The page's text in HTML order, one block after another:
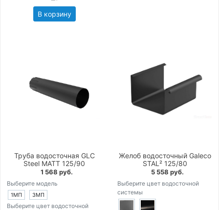
В корзину
Труба водосточная GLC
Steel MATT 125/90
1 568 руб.
Выберите модель
1МП 3МП
Выберите цвет водосточной
Желоб водосточный Galeco
STAL² 125/80
5 558 руб.
Выберите цвет водосточной
системы